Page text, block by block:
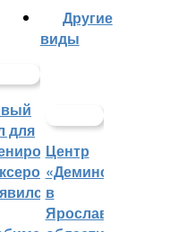
для
Другие
виды
Центр
«Демино»
в
Ярославской